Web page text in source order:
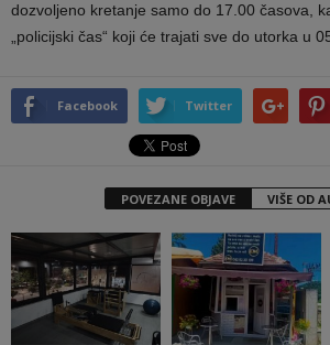
dozvoljeno kretanje samo do 17.00 časova,
„policijski čas“ koji će trajati sve do utorka u
Facebook Twitter
POVEZANE OBJAVE VIŠE OD